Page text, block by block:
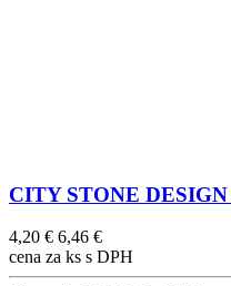
CITY STONE DESIGN
4,20 € 6,46 €
cena za ks s DPH